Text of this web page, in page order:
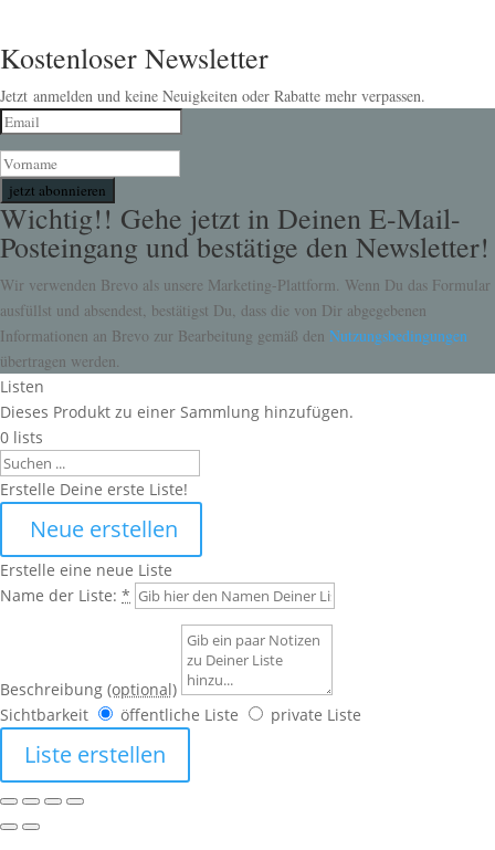
Kostenloser Newsletter
Jetzt anmelden und keine Neuigkeiten oder Rabatte mehr verpassen.
jetzt abonnieren
Wichtig!! Gehe jetzt in Deinen E-Mail-
Posteingang und bestätige den Newsletter!
Wir verwenden Brevo als unsere Marketing-Plattform. Wenn Du das Formular
ausfüllst und absendest, bestätigst Du, dass die von Dir abgegebenen
Informationen an Brevo zur Bearbeitung gemäß den Nutzungsbedingungen
übertragen werden.
Listen
Dieses Produkt zu einer Sammlung hinzufügen.
0 lists
Search
Erstelle Deine erste Liste!
Neue erstellen
Erstelle eine neue Liste
Name der Liste: *
Beschreibung (optional)
Sichtbarkeit
öffentliche Liste private Liste
Liste erstellen